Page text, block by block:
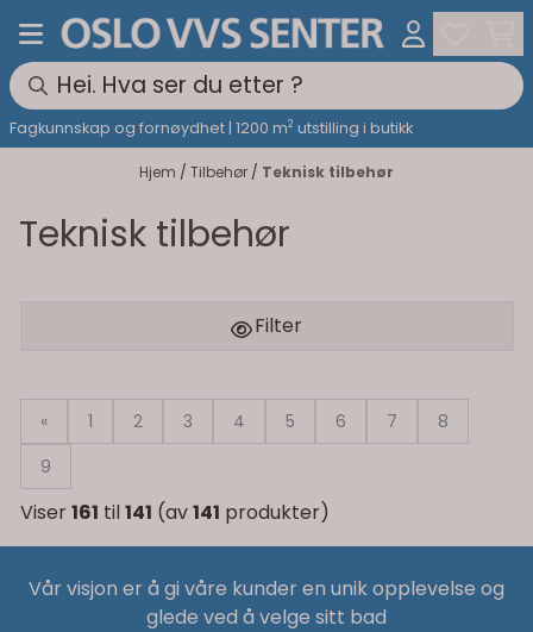
Hopp til innhold
Fagkunnskap og fornøydhet | 1200 m2 utstilling i butikk
Hjem / Tilbehør / Teknisk tilbehør
Teknisk tilbehør
Filter
« 1 2 3 4 5 6 7
8
9
Viser161 til 141 (av141 produkter)
Vår visjon er å gi våre kunder en unik opplevelse og
glede ved å velge sitt bad